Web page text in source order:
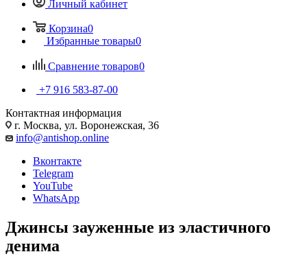
Личный кабинет
Корзина0
Избранные товары0
Сравнение товаров0
+7 916 583-87-00
Контактная информация
г. Москва, ул. Воронежская, 36
info@antishop.online
Вконтакте
Telegram
YouTube
WhatsApp
Джинсы зауженные из эластичного
денима